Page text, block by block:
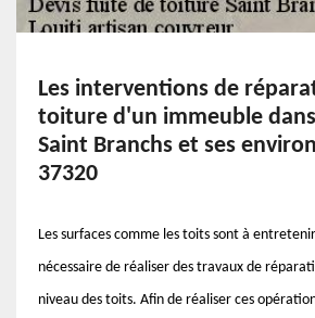
Les interventions de
toiture d'un immeuble
Saint Branchs et ses
37320
Les surfaces comme les toits sont à
nécessaire de réaliser des travaux de
niveau des toits. Afin de réaliser ces